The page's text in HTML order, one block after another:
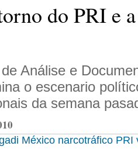
do PRI e
Análise e
o escenario
da semana
México narcotráfico PRI